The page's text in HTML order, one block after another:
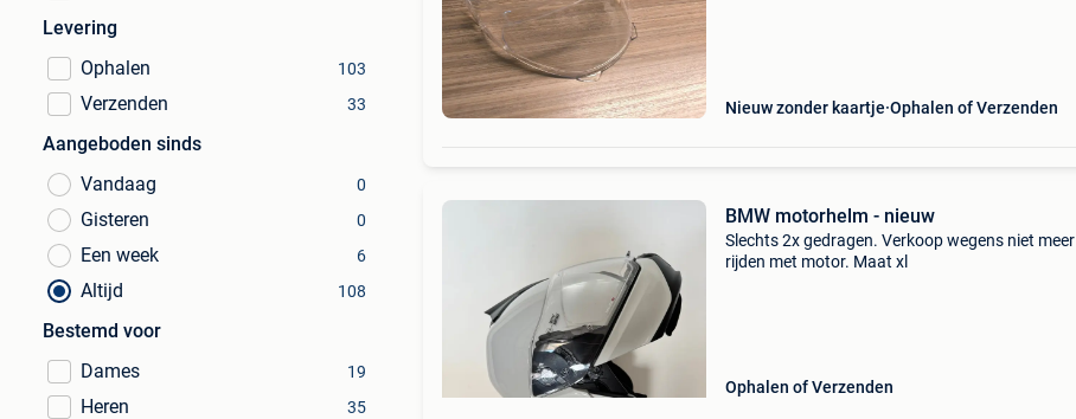
Levering
Ophalen
103
Verzenden 33
Aangeboden sinds
Vandaag
0
Gisteren 0
Een week 6
Altijd 108
Bestemd voor
Dames
19
Heren 35
Nieuw zonder kaartje Ophalen of Verzenden
BMW motorhelm - nieuw
Slechts 2x gedragen. Verkoop wegens niet meer
rijden met motor. Maat xl
Ophalen of Verzenden